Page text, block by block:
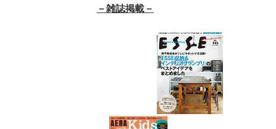
－雑誌掲載－